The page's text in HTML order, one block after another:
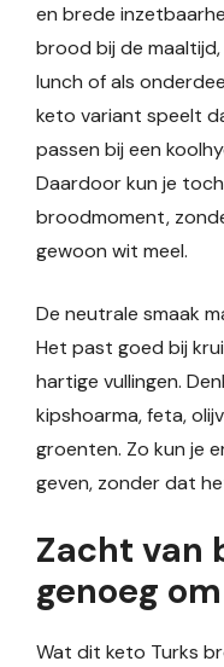
en brede
brood bij de
lunch of als
keto variant speelt
passen bij een
Daardoor kun je
broodmoment,
gewoon wit meel.
De neutrale smaak
Het past goed bij
hartige vullingen.
kipshoarma, feta,
groenten. Zo kun je
geven, zonder dat
Zacht van
genoeg
Wat dit keto Turks